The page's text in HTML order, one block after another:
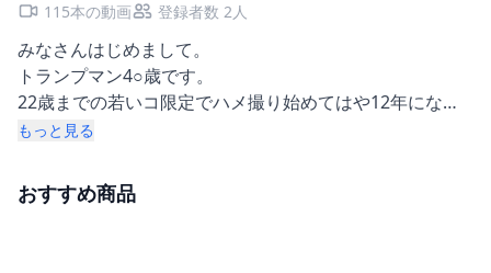
115本の動画 登録者数 2人
みなさんはじめまして。
トランプマン4○歳です。
22歳までの若いコ限定でハメ撮り始めてはや12年になり
ます。
なくなったコや、お小遣いが欲しいコ限定で公開していま
す。
もっと見る
おすすめ商品